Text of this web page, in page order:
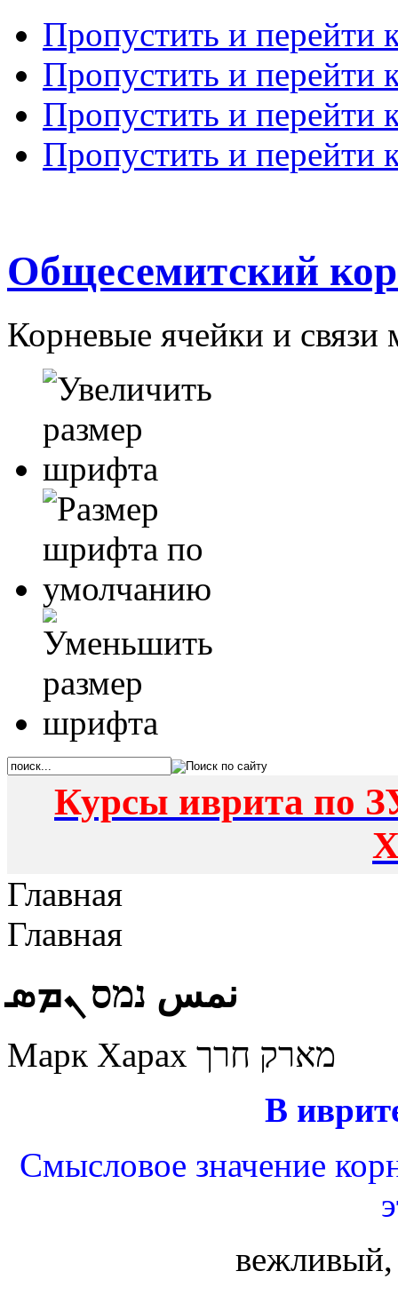
Пропустить и перейти
Пропустить и перейти
Пропустить и перейти
Пропустить и перейти
Общесемитский
Корневые ячейки и
Курсы иврита по
Главная
Главная
نمس נמס ܢܡܣ
Марк Харах מארק חרך
В
Смысловое значение